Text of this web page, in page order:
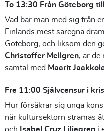
To 13:30 Från Göteborg
Vad bär man med sig från
Finlands mest säregna
Göteborg, och liksom den
Christoffer Mellgren, är de
samtal med Maarit
Fre 11:00 Självcensur i
Hur försäkrar sig unga
när kultursektorn stramas